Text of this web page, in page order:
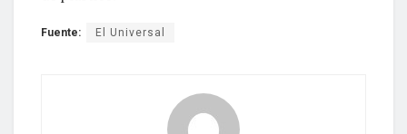
Fuente: El Universal